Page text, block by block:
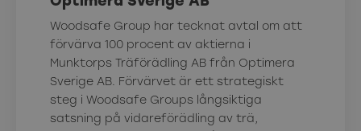
Woodsafe Group har tecknat avtal om att
förvärva 100 procent av aktierna i
Munktorps Träförädling AB från Optimera
Sverige AB. Förvärvet är ett strategiskt
steg i Woodsafe Groups långsiktiga
satsning på vidareförädling av trä,